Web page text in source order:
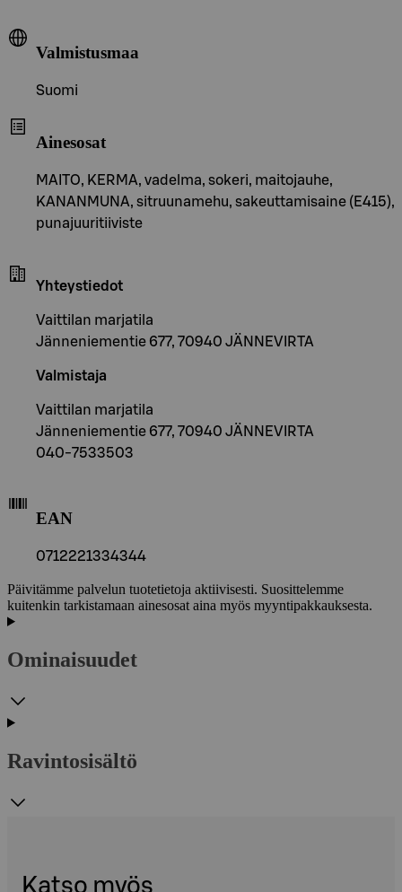
Valmistusmaa
Suomi
Ainesosat
MAITO, KERMA, vadelma, sokeri, maitojauhe,
KANANMUNA, sitruunamehu, sakeuttamisaine (E415),
punajuuritiiviste
Yhteystiedot
Vaittilan marjatila
Jänneniementie 677, 70940 JÄNNEVIRTA
Valmistaja
Vaittilan marjatila
Jänneniementie 677, 70940 JÄNNEVIRTA
040-7533503
EAN
0712221334344
Päivitämme palvelun tuotetietoja aktiivisesti. Suosittelemme
kuitenkin tarkistamaan ainesosat aina myös myyntipakkauksesta.
Ominaisuudet
Ravintosisältö
Katso myös